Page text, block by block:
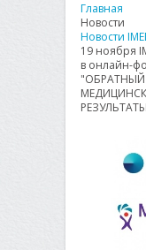
Главная
Новости
Новости
19 ноября
в онлайн-